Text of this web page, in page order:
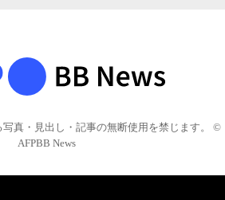
写真・見出し・記事の無断使用を禁じます。 ©
AFPBB News